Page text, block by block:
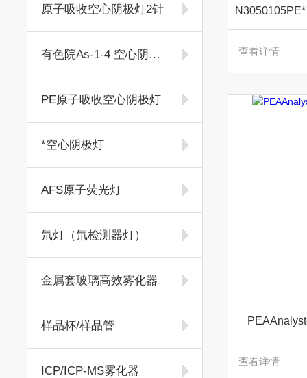
原子吸收空心阴极灯2针
有色院As-1-4 空心阴极灯
PE原子吸收空心阴极灯
*空心阴极灯
AFS原子荧光灯
氘灯（氘检测器灯）
金属套玻璃高效雾化器
样品杯/样品管
ICP/ICP-MS雾化器
查看详情
查看详情